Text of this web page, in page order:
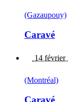
(Gazaupouy)
Caravé
14 février
(Montréal)
Caravé